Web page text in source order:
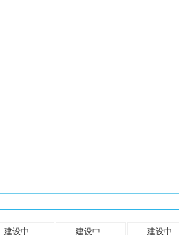
建设中... 建设中... 建设中...